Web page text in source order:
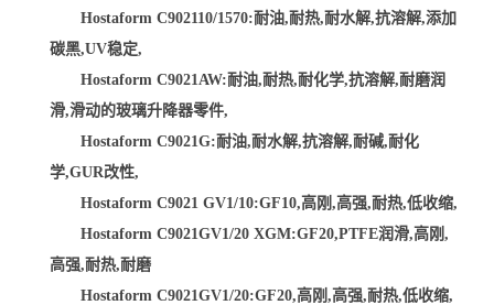
Hostaform C902110/1570:耐油,耐热,耐水解,抗溶解,添加
碳黑,UV稳定,
Hostaform C9021AW:耐油,耐热,耐化学,抗溶解,耐磨润
滑,滑动的玻璃升降器零件,
Hostaform C9021G:耐油,耐水解,抗溶解,耐碱,耐化
学,GUR改性,
Hostaform C9021 GV1/10:GF10,高刚,高强,耐热,低收缩,
Hostaform C9021GV1/20 XGM:GF20,PTFE润滑,高刚,
高强,耐热,耐磨
Hostaform C9021GV1/20:GF20,高刚,高强,耐热,低收缩,